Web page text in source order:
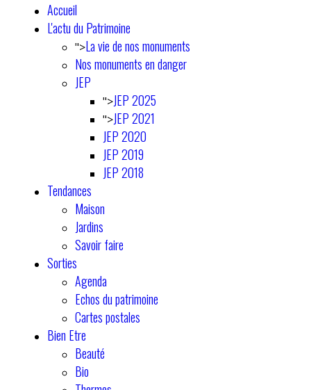
Accueil
L'actu du Patrimoine
">La vie de nos monuments
Nos monuments en danger
JEP
">JEP 2025
">JEP 2021
JEP 2020
JEP 2019
JEP 2018
Tendances
Maison
Jardins
Savoir faire
Sorties
Agenda
Echos du patrimoine
Cartes postales
Bien Etre
Beauté
Bio